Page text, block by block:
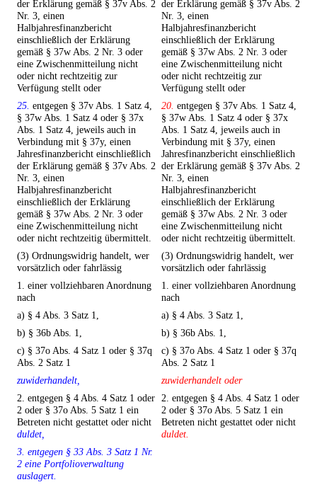
der Erklärung gemäß § 37v Abs. 2
Nr. 3, einen
Halbjahresfinanzbericht
einschließlich der Erklärung
gemäß § 37w Abs. 2 Nr. 3 oder
eine Zwischenmitteilung nicht
oder nicht rechtzeitig zur
Verfügung stellt oder
der Erklärung gemäß § 37v Abs. 2
Nr. 3, einen
Halbjahresfinanzbericht
einschließlich der Erklärung
gemäß § 37w Abs. 2 Nr. 3 oder
eine Zwischenmitteilung nicht
oder nicht rechtzeitig zur
Verfügung stellt oder
25. entgegen § 37v Abs. 1 Satz 4,
§ 37w Abs. 1 Satz 4 oder § 37x
Abs. 1 Satz 4, jeweils auch in
Verbindung mit § 37y, einen
Jahresfinanzbericht einschließlich
der Erklärung gemäß § 37v Abs. 2
Nr. 3, einen
Halbjahresfinanzbericht
einschließlich der Erklärung
gemäß § 37w Abs. 2 Nr. 3 oder
eine Zwischenmitteilung nicht
oder nicht rechtzeitig übermittelt.
20. entgegen § 37v Abs. 1 Satz 4,
§ 37w Abs. 1 Satz 4 oder § 37x
Abs. 1 Satz 4, jeweils auch in
Verbindung mit § 37y, einen
Jahresfinanzbericht einschließlich
der Erklärung gemäß § 37v Abs. 2
Nr. 3, einen
Halbjahresfinanzbericht
einschließlich der Erklärung
gemäß § 37w Abs. 2 Nr. 3 oder
eine Zwischenmitteilung nicht
oder nicht rechtzeitig übermittelt.
(3) Ordnungswidrig handelt, wer
vorsätzlich oder fahrlässig
(3) Ordnungswidrig handelt, wer
vorsätzlich oder fahrlässig
1. einer vollziehbaren Anordnung
nach
1. einer vollziehbaren Anordnung
nach
a) § 4 Abs. 3 Satz 1,
a) § 4 Abs. 3 Satz 1,
b) § 36b Abs. 1,
b) § 36b Abs. 1,
c) § 37o Abs. 4 Satz 1 oder § 37q
Abs. 2 Satz 1
c) § 37o Abs. 4 Satz 1 oder § 37q
Abs. 2 Satz 1
zuwiderhandelt,
zuwiderhandelt oder
2. entgegen § 4 Abs. 4 Satz 1 oder
2 oder § 37o Abs. 5 Satz 1 ein
Betreten nicht gestattet oder nicht
duldet,
2. entgegen § 4 Abs. 4 Satz 1 oder
2 oder § 37o Abs. 5 Satz 1 ein
Betreten nicht gestattet oder nicht
duldet.
3. entgegen § 33 Abs. 3 Satz 1 Nr.
2 eine Portfolioverwaltung
auslagert.